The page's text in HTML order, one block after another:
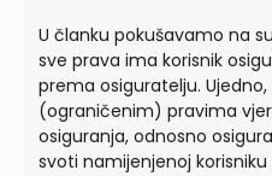
U članku pokušavamo na
sve prava ima korisnik
prema osiguratelju.
(ograničenim) pravima
osiguranja, odnosno
svoti namijenjenoj korisniku